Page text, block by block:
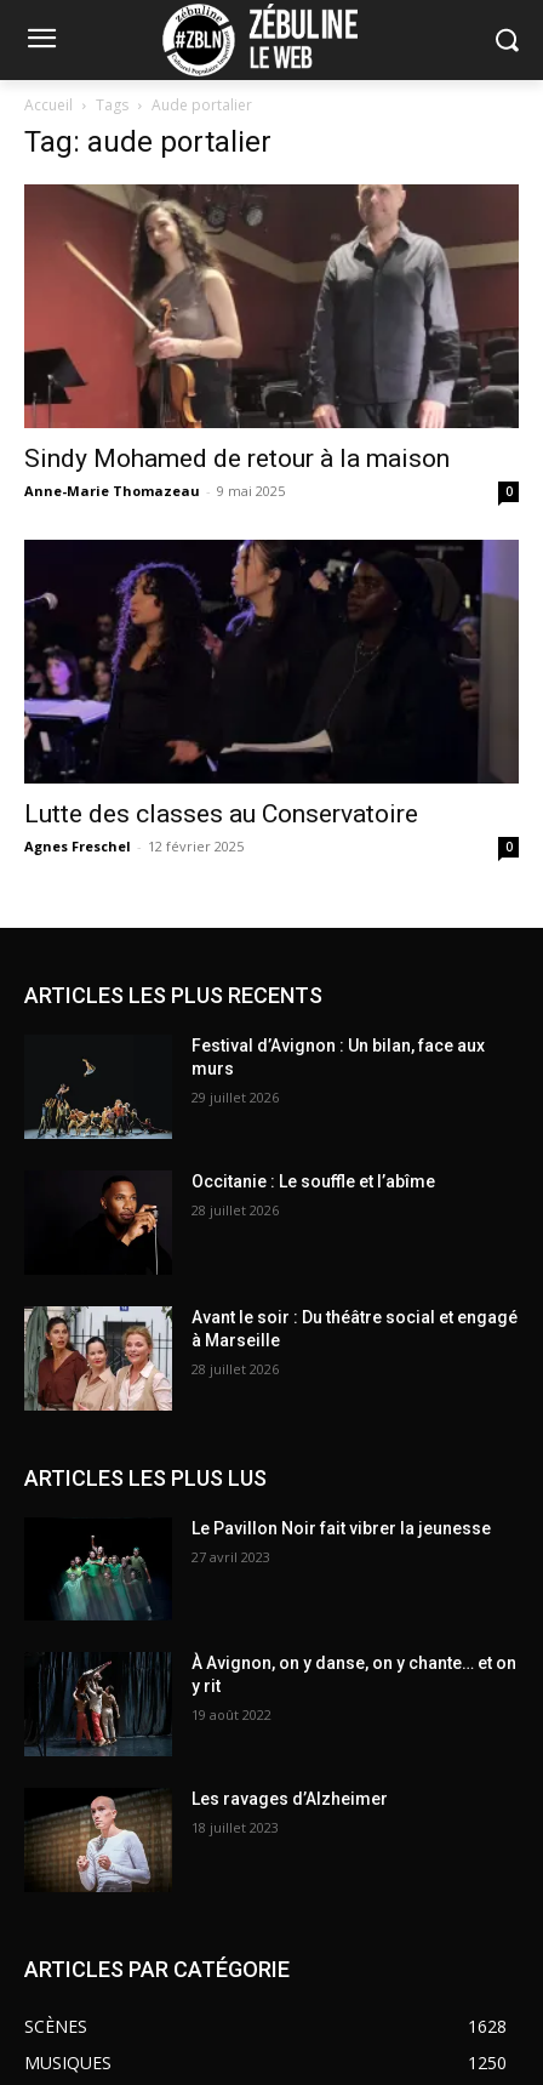
Accueil Tags Aude portalier
Tag: aude portalier
Sindy Mohamed de retour à la maison
Anne-Marie Thomazeau - 9 mai 2025 0
Lutte des classes au Conservatoire
Agnes Freschel - 12 février 2025 0
ARTICLES LES PLUS RECENTS
Festival d’Avignon : Un bilan, face aux
murs
29 juillet 2026
Occitanie : Le souffle et l’abîme
28 juillet 2026
Avant le soir : Du théâtre social et engagé
à Marseille
28 juillet 2026
ARTICLES LES PLUS LUS
Le Pavillon Noir fait vibrer la jeunesse
27 avril 2023
À Avignon, on y danse, on y chante… et on
y rit
19 août 2022
Les ravages d’Alzheimer
18 juillet 2023
ARTICLES PAR CATÉGORIE
SCÈNES
1628
MUSIQUES
1250